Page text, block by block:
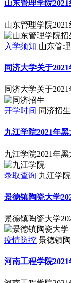
山东管理学院
山东管理学院
入学须知 山东管
同济大学关于
同济大学关于
开学时间 同济招生
九江学院2021年
九江学院2021年
录取查询 九江学院
景德镇陶瓷大学
景德镇陶瓷大学
疫情防控 景德镇
河南工程学院